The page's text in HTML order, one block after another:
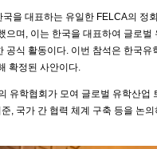
을 대표하는 유일한 FELCA의 정
으며, 이는 한국을 대표하여 글로벌
공식 활동이다. 이번 참석은 한국유
확정된 사안이다.
유학협회가 모여 글로벌 유학산업
, 국가 간 협력 체계 구축 등을 논